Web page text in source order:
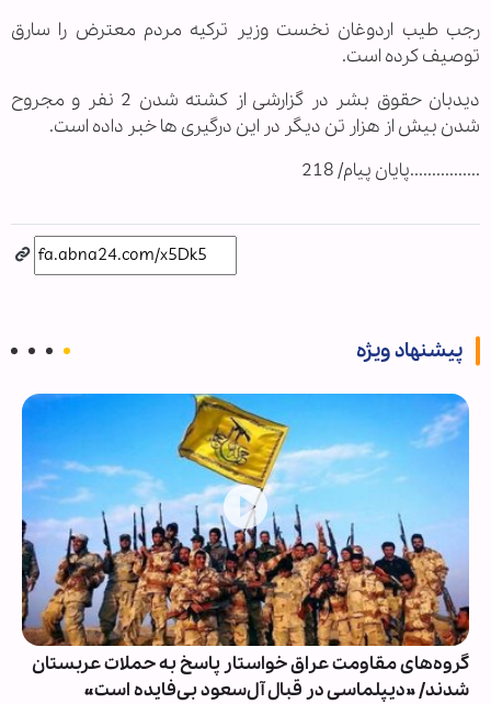
رجب طیب اردوغان نخست وزیر ترکیه مردم معترض را سارق
توصیف کرده است.
دیدبان حقوق بشر در گزارشی از کشته شدن 2 نفر و مجروح
شدن بیش از هزار تن دیگر در این درگیری ها خبر داده است.
................پایان پیام/ 218
پیشنهاد ویژه
گروه‌های مقاومت عراق خواستار پاسخ به حملات عربستان
شدند/ »دیپلماسی در قبال آل‌سعود بی‌فایده است«